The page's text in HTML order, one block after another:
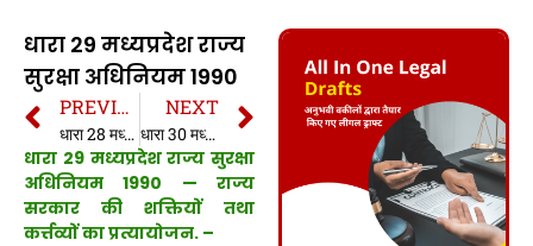
धारा 29 मध्यप्रदेश राज्य
सुरक्षा अधिनियम 1990
PREVIOUS
धारा 28 मध्यप्रदेश राज्य सुरक्षा अधिनियम 1990
NEXT
धारा 30 मध्यप्रदेश राज्य सुरक्षा अधिनियम 1990
धारा 29 मध्यप्रदेश राज्य सुरक्षा
अधिनियम 1990 — राज्य
सरकार की शक्तियों तथा
कर्त्तव्यों का प्रत्यायोजन. –